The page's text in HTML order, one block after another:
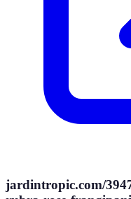
jardintropic.com/